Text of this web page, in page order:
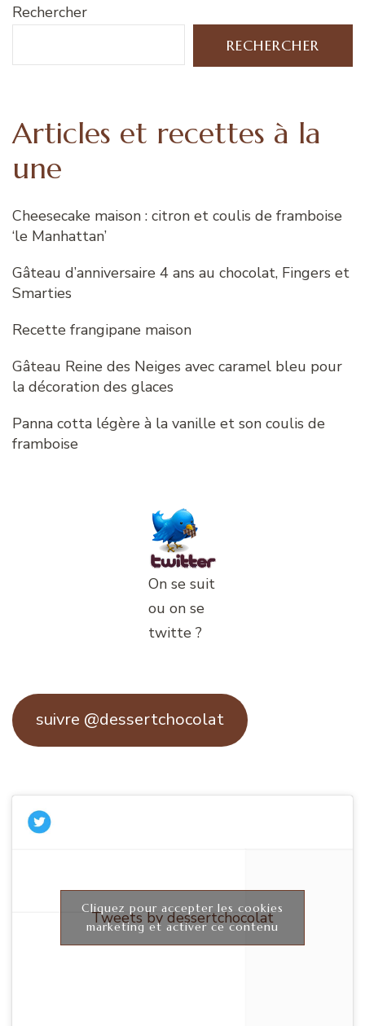
Rechercher
RECHERCHER
Articles et recettes à la
une
Cheesecake maison : citron et coulis de framboise
‘le Manhattan’
Gâteau d’anniversaire 4 ans au chocolat, Fingers et
Smarties
Recette frangipane maison
Gâteau Reine des Neiges avec caramel bleu pour
la décoration des glaces
Panna cotta légère à la vanille et son coulis de
framboise
On se suit
ou on se
twitte ?
suivre @dessertchocolat
Tweets by dessertchocolat
Cliquez pour accepter les cookies
marketing et activer ce contenu